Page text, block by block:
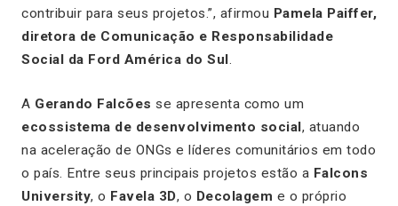
contribuir para seus projetos.”, afirmou Pamela Paiffer,
diretora de Comunicação e Responsabilidade
Social da Ford América do Sul .
A Gerando Falcões se apresenta como um
ecossistema de desenvolvimento social , atuando
na aceleração de ONGs e líderes comunitários em todo
o país. Entre seus principais projetos estão a Falcons
University, o Favela 3D, o Decolagem e o próprio